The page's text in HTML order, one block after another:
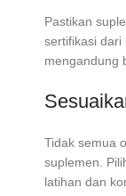
Pastikan
sertifikasi dari
mengandung
Tidak semua
suplemen.
latihan dan